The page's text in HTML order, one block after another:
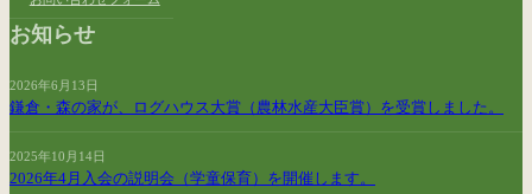
お知らせ
2026年6月13日
鎌倉・森の家が、ログハウス大賞（農林水産大臣賞）を受賞しました。
2025年10月14日
2026年4月入会の説明会（学童保育）を開催します。